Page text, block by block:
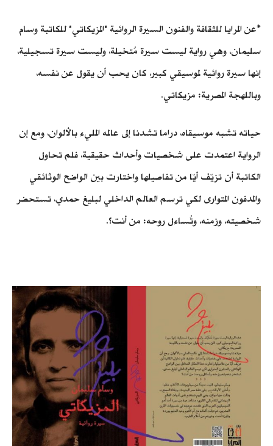
*عن المرايا للثقافة والفنون السيرة الروائية "المزيكاتي" للكاتبة وسام
سليمان، وهي رواية ليست سيرة مُتخيلة، وليست سيرة تسجيلية،
إنها سيرة روائية لموسيقي كبير، كان يحب أن يقول عن نفسه،
وباللهجة المصرية: مزيكاتي.
حياته تشبه موسيقاه، دراما تشدنا إلى عالمه المليء بالألوان، ومع إن
الرواية اعتمدت على شخصيات وأحداث حقيقية، فلم تحاول
الكاتبة أن تزيّف أيّا من تفاصيلها واختارت بين الواضح الوثائقي
والمدفون المتوارى لكي ترسم العالم الداخلي لبليغ حمدي، تستحضر
شخصيته، وزمنه، وتُساءل روحه: من أنت؟.